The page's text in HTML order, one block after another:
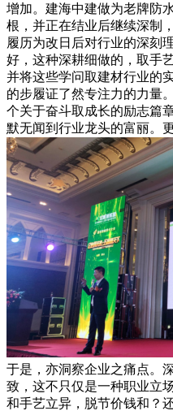
增加。建海中建做为老牌防
根，并正在结业后继续深制
履历为改日后对行业的深刻
好，这种深耕细做的，取手
并将这些学问取建材行业的
的步履证了然专注力的力量
个关于奋斗取成长的励志篇
默无闻到行业龙头的富丽。
于是，亦洞察企业之痛点。
致，这不只仅是一种职业立
和手艺立异，脱节价钱和？